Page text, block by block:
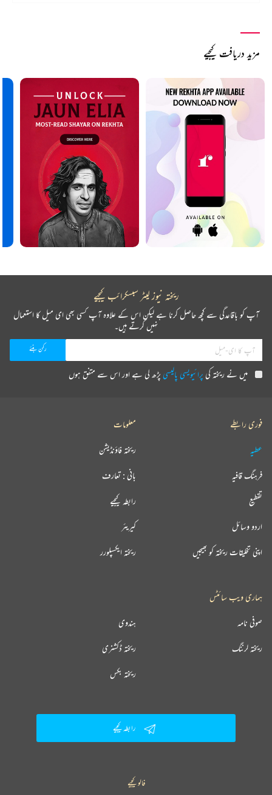
مزید دریافت کیجیے
ریختہ نیوز لیٹر سبسکرائب کیجیے
آپ کو باقاعدگی سے کچھ حاصل کرنا ہے لیکن اس کے علاوہ آپ کسی بھی ای میل کا استعمال
نہیں کرتے ہیں۔
میں نے ریختہ کیپرائیویسی پالیسیپڑھ لی ہے اور اس سے متفق ہوں
فوری رابطے
عطیہ
فرہنگ قافیہ
تقطیع
اردو وسائل
اپنی تخلیقات ریختہ کو بھیجیں
معلومات
ریختہ فاؤنڈیشن
بانی : تعارف
رابطہ کیجیے
کیریئر
ریختہ ایکسپلورر
ہماری ویب سائٹس
ہندوی صوفی نامہ
ریختہ ڈکشنری ریختہ لرننگ
ریختہ بکس
رابطہ کیجیے
فالو کیجیے